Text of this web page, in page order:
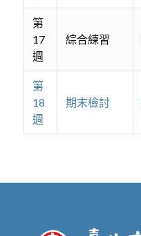
第
17
週
綜合練習
第
18
週
期末檢討